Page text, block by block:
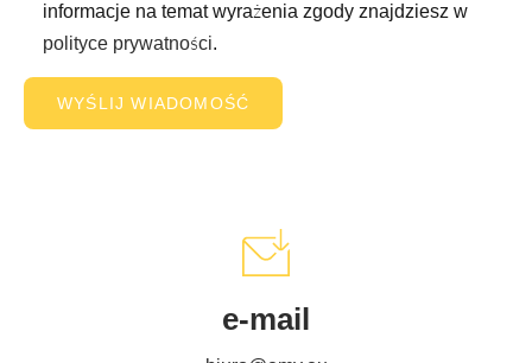
informacje na temat wyrażenia zgody znajdziesz w
polityce prywatności.
e-mail